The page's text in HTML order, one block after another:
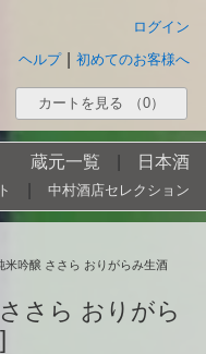
ログイン
初めてのお客様へ
ヘルプ
カートを見る （0）
蔵元一覧 日本酒
中村酒店セレクション
米吟醸 ささら おりがらみ生酒
さら おりがら